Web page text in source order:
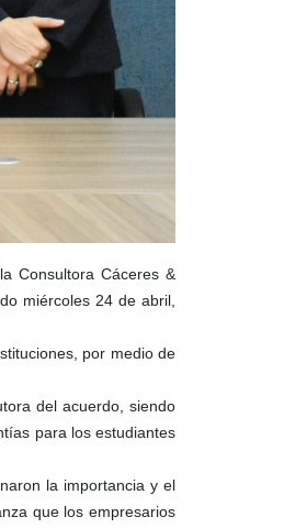
Consultora Cáceres &
miércoles 24 de abril,
por medio de
del acuerdo, siendo
para los estudiantes
la importancia y el
que los empresarios